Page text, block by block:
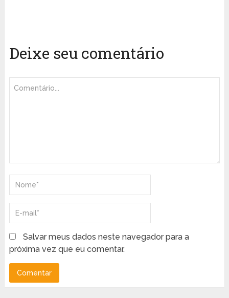
Deixe seu comentário
Salvar meus dados neste navegador para a
próxima vez que eu comentar.